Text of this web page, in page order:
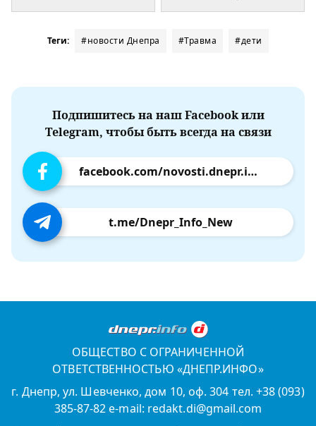
Теги: #новости Днепра #Травма #дети
Подпишитесь на наш Facebook или
Telegram, чтобы быть всегда на связи
facebook.com/novosti.dnepr.info
t.me/Dnepr_Info_New
ОБЩЕСТВО С ОГРАНИЧЕННОЙ
ОТВЕТСТВЕННОСТЬЮ «ДНЕПР.ИНФО»
г. Днепр, ул. Шевченко, дом 10, оф. 304 тел. +38 (093)
385-87-82 e-mail: redakt.di@gmail.com